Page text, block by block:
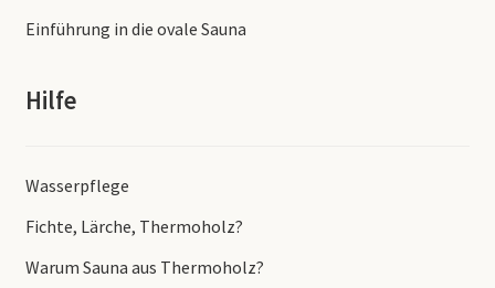
Einführung in die ovale Sauna
Hilfe
Wasserpflege
Fichte, Lärche, Thermoholz?
Warum Sauna aus Thermoholz?